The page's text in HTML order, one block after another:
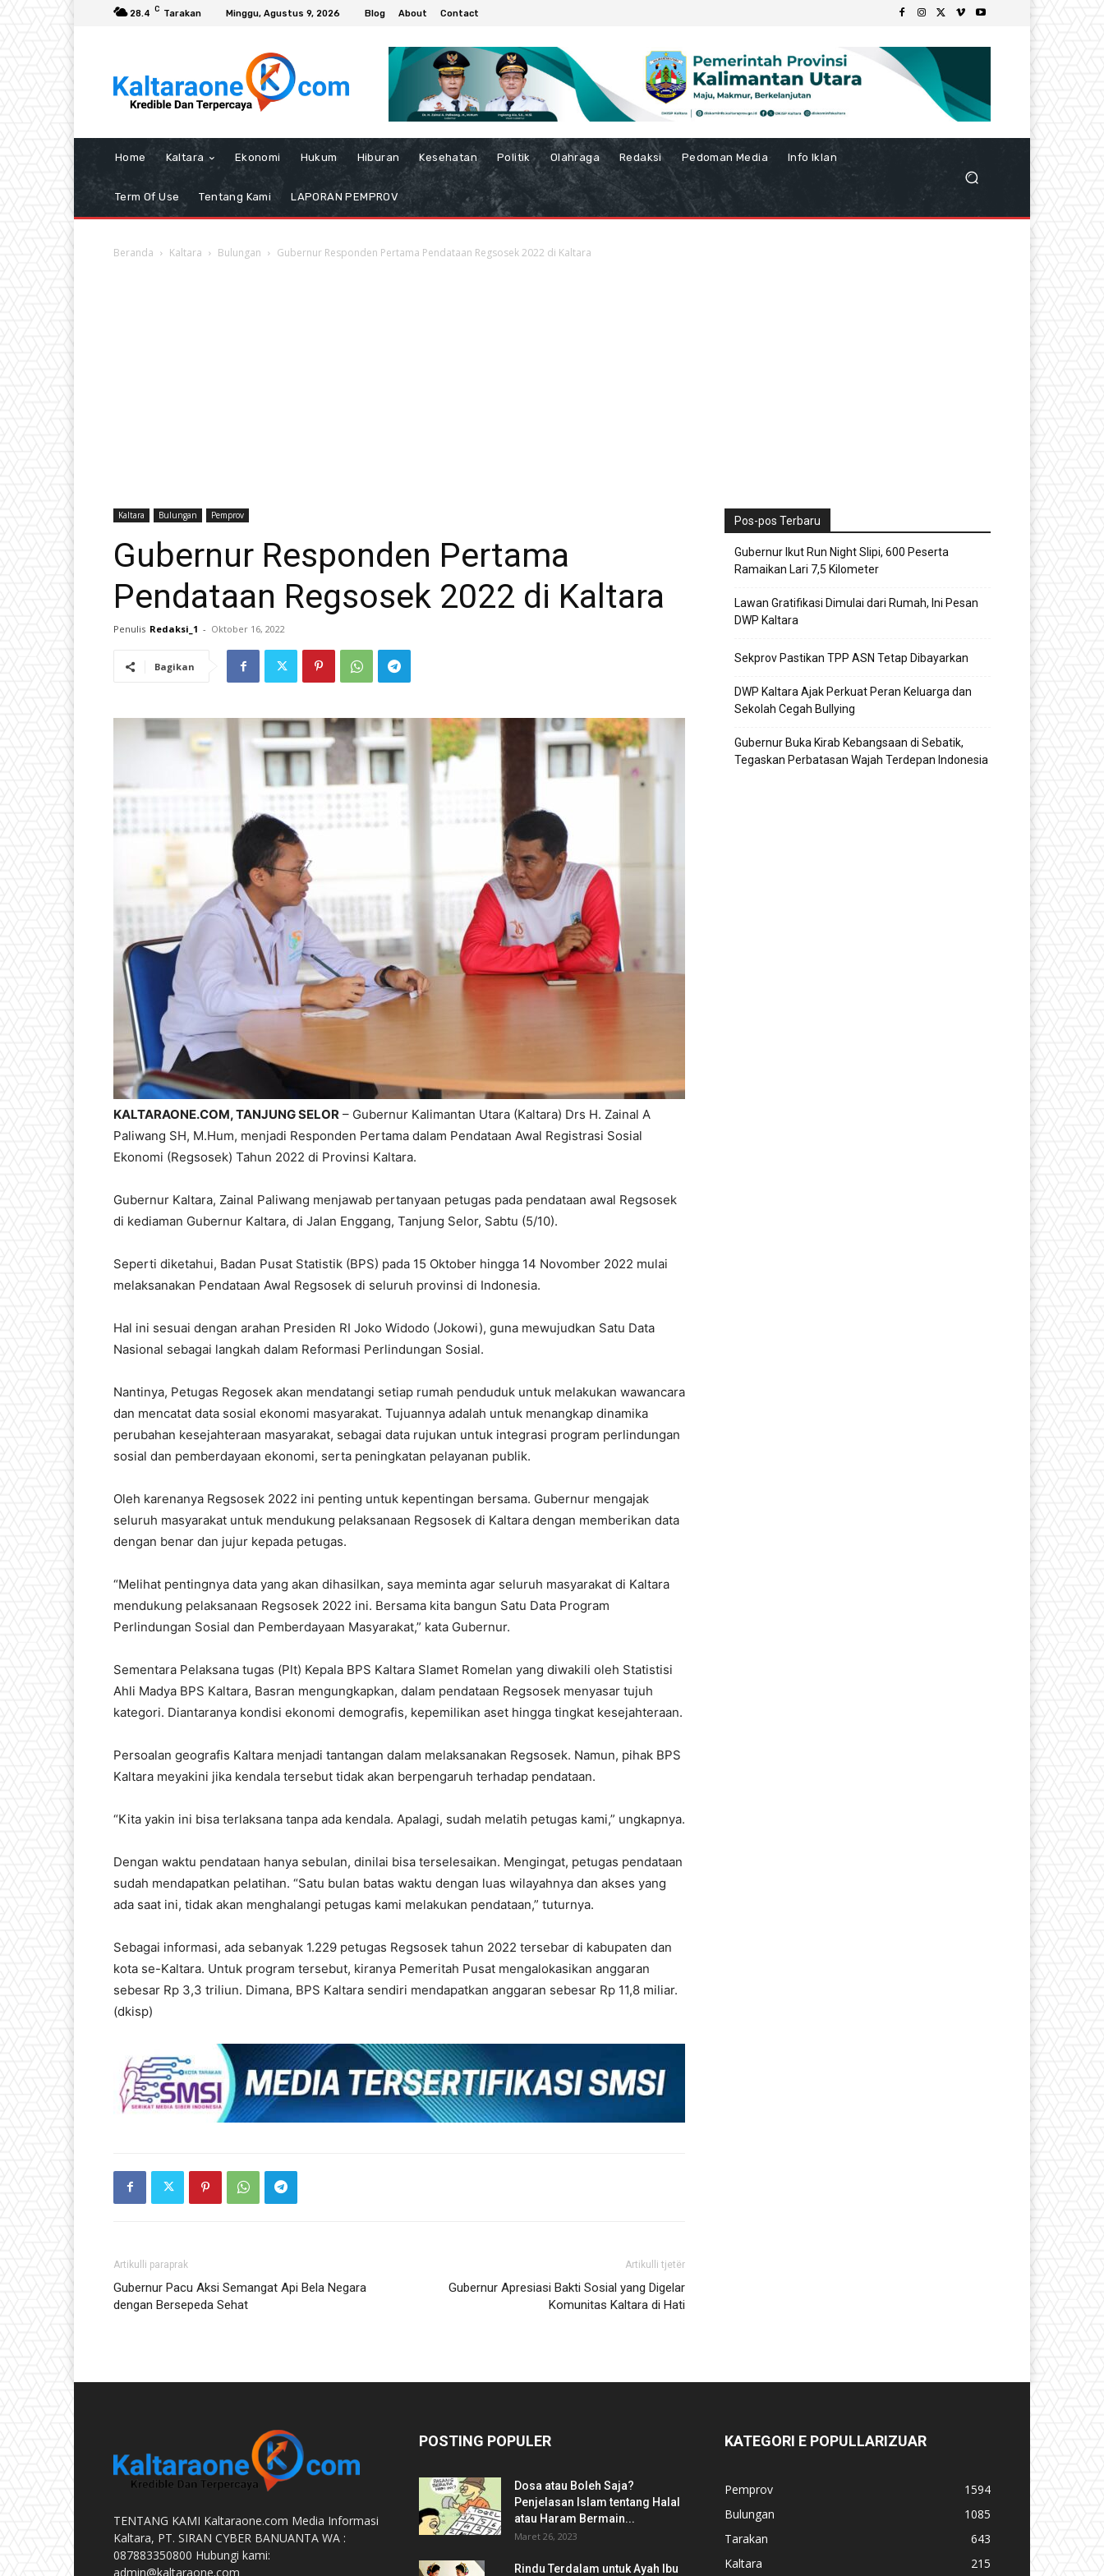
28.4 C Tarakan Minggu, Agustus 9, 2026 Blog About Contact
Home Kaltara Ekonomi Hukum Hiburan Kesehatan Politik Olahraga Redaksi Pedoman Media Info Iklan
Term Of Use Tentang Kami LAPORAN PEMPROV
Beranda Kaltara Bulungan Gubernur Responden Pertama Pendataan Regsosek 2022 di Kaltara
Kaltara Bulungan Pemprov
Gubernur Responden Pertama
Pendataan Regsosek 2022 di Kaltara
Penulis Redaksi_1 - Oktober 16, 2022
Bagikan
KALTARAONE.COM, TANJUNG SELOR – Gubernur Kalimantan Utara (Kaltara) Drs H. Zainal A
Paliwang SH, M.Hum, menjadi Responden Pertama dalam Pendataan Awal Registrasi Sosial
Ekonomi (Regsosek) Tahun 2022 di Provinsi Kaltara.
Gubernur Kaltara, Zainal Paliwang menjawab pertanyaan petugas pada pendataan awal Regsosek
di kediaman Gubernur Kaltara, di Jalan Enggang, Tanjung Selor, Sabtu (5/10).
Seperti diketahui, Badan Pusat Statistik (BPS) pada 15 Oktober hingga 14 Novomber 2022 mulai
melaksanakan Pendataan Awal Regsosek di seluruh provinsi di Indonesia.
Hal ini sesuai dengan arahan Presiden RI Joko Widodo (Jokowi), guna mewujudkan Satu Data
Nasional sebagai langkah dalam Reformasi Perlindungan Sosial.
Nantinya, Petugas Regosek akan mendatangi setiap rumah penduduk untuk melakukan wawancara
dan mencatat data sosial ekonomi masyarakat. Tujuannya adalah untuk menangkap dinamika
perubahan kesejahteraan masyarakat, sebagai data rujukan untuk integrasi program perlindungan
sosial dan pemberdayaan ekonomi, serta peningkatan pelayanan publik.
Oleh karenanya Regsosek 2022 ini penting untuk kepentingan bersama. Gubernur mengajak
seluruh masyarakat untuk mendukung pelaksanaan Regsosek di Kaltara dengan memberikan data
dengan benar dan jujur kepada petugas.
“Melihat pentingnya data yang akan dihasilkan, saya meminta agar seluruh masyarakat di Kaltara
mendukung pelaksanaan Regsosek 2022 ini. Bersama kita bangun Satu Data Program
Perlindungan Sosial dan Pemberdayaan Masyarakat,” kata Gubernur.
Sementara Pelaksana tugas (Plt) Kepala BPS Kaltara Slamet Romelan yang diwakili oleh Statistisi
Ahli Madya BPS Kaltara, Basran mengungkapkan, dalam pendataan Regsosek menyasar tujuh
kategori. Diantaranya kondisi ekonomi demografis, kepemilikan aset hingga tingkat kesejahteraan.
Persoalan geografis Kaltara menjadi tantangan dalam melaksanakan Regsosek. Namun, pihak BPS
Kaltara meyakini jika kendala tersebut tidak akan berpengaruh terhadap pendataan.
“Kita yakin ini bisa terlaksana tanpa ada kendala. Apalagi, sudah melatih petugas kami,” ungkapnya.
Dengan waktu pendataan hanya sebulan, dinilai bisa terselesaikan. Mengingat, petugas pendataan
sudah mendapatkan pelatihan. “Satu bulan batas waktu dengan luas wilayahnya dan akses yang
ada saat ini, tidak akan menghalangi petugas kami melakukan pendataan,” tuturnya.
Sebagai informasi, ada sebanyak 1.229 petugas Regsosek tahun 2022 tersebar di kabupaten dan
kota se-Kaltara. Untuk program tersebut, kiranya Pemeritah Pusat mengalokasikan anggaran
sebesar Rp 3,3 triliun. Dimana, BPS Kaltara sendiri mendapatkan anggaran sebesar Rp 11,8 miliar.
(dkisp)
Artikulli paraprak
Gubernur Pacu Aksi Semangat Api Bela Negara
dengan Bersepeda Sehat
Artikulli tjetër
Gubernur Apresiasi Bakti Sosial yang Digelar
Komunitas Kaltara di Hati
Pos-pos Terbaru
Gubernur Ikut Run Night Slipi, 600 Peserta
Ramaikan Lari 7,5 Kilometer
Lawan Gratifikasi Dimulai dari Rumah, Ini Pesan
DWP Kaltara
Sekprov Pastikan TPP ASN Tetap Dibayarkan
DWP Kaltara Ajak Perkuat Peran Keluarga dan
Sekolah Cegah Bullying
Gubernur Buka Kirab Kebangsaan di Sebatik,
Tegaskan Perbatasan Wajah Terdepan Indonesia
TENTANG KAMI Kaltaraone.com Media Informasi
Kaltara, PT. SIRAN CYBER BANUANTA WA :
087883350800 Hubungi kami:
admin@kaltaraone.com
POSTING POPULER
Dosa atau Boleh Saja?
Penjelasan Islam tentang Halal
atau Haram Bermain...
Maret 26, 2023
Rindu Terdalam untuk Ayah Ibu
KATEGORI E POPULLARIZUAR
Pemprov
1594
Bulungan
1085
Tarakan
643
Kaltara
215